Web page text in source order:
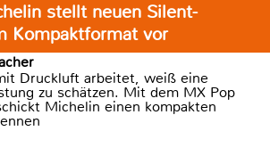
stellt neuen Silent-
Kompaktformat vor
Druckluft arbeitet, weiß eine
zu schätzen. Mit dem MX Pop
Michelin einen kompakten